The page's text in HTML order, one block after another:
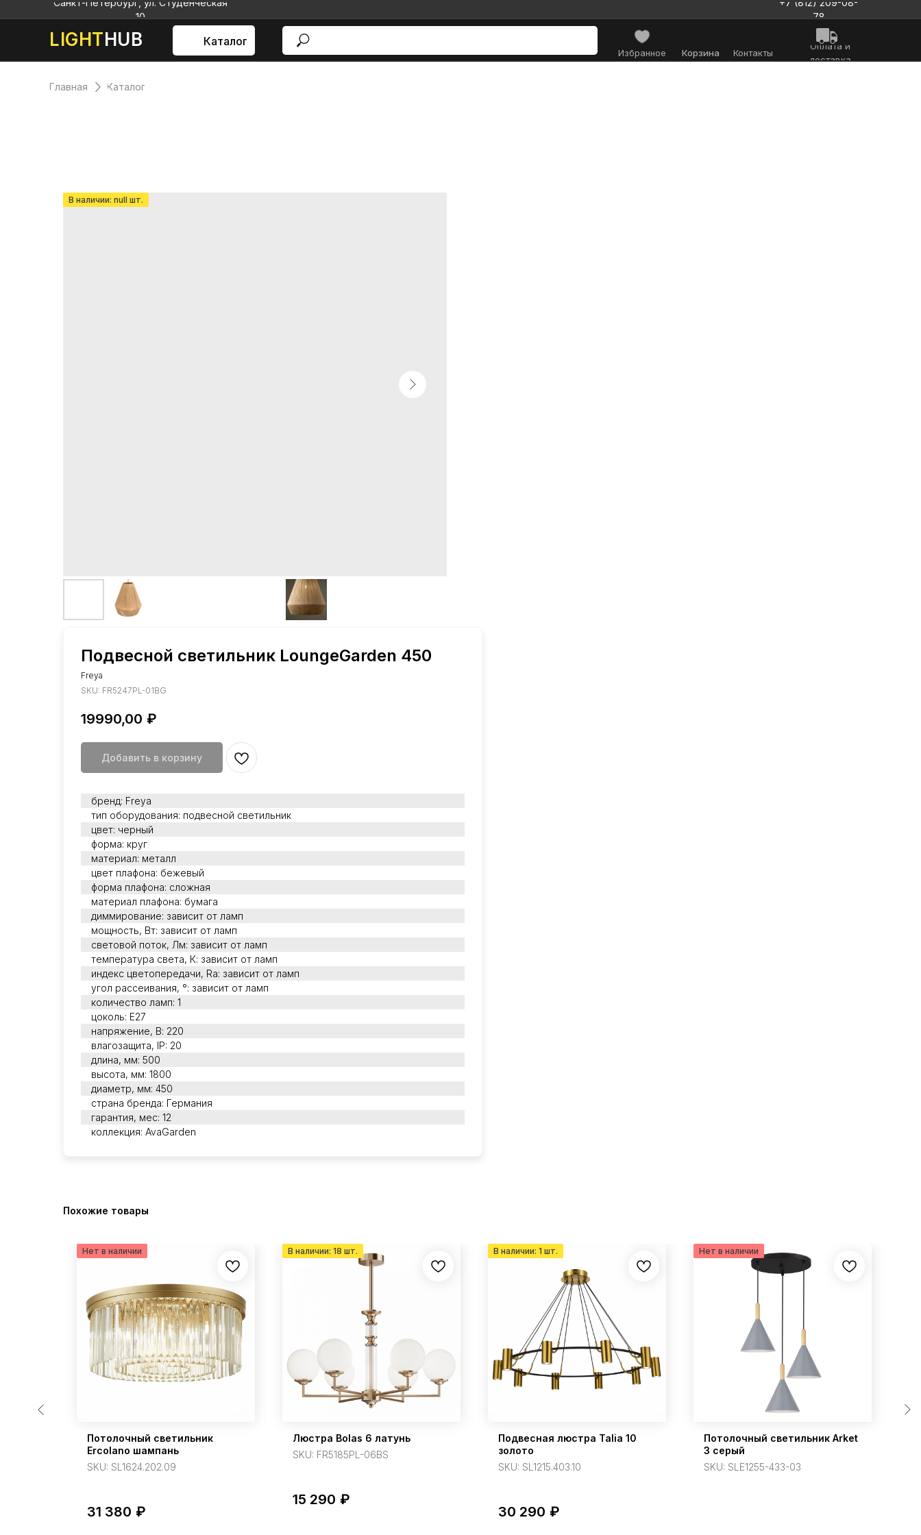
LIGHTHUB
+7 (812) 209-08-
78
Санкт-Петербург, ул. Студенческая
10
Оплата и
доставка
Контакты
Избранное
Каталог
Корзина
Каталог
Главная
Подвесной светильник LoungeGarden 450
Freya
SKU: FR5247PL-01BG
19990,00 ₽
Добавить в корзину
бренд: Freya
тип оборудования: подвесной светильник
цвет: черный
форма: круг
материал: металл
цвет плафона: бежевый
форма плафона: сложная
материал плафона: бумага
диммирование: зависит от ламп
мощность, Вт: зависит от ламп
световой поток, Лм: зависит от ламп
температура света, К: зависит от ламп
индекс цветопередачи, Ra: зависит от ламп
угол рассеивания, °: зависит от ламп
количество ламп: 1
цоколь: E27
напряжение, В: 220
влагозащита, IP: 20
длина, мм: 500
высота, мм: 1800
диаметр, мм: 450
страна бренда: Германия
гарантия, мес: 12
коллекция: AvaGarden
Похожие товары
Потолочный светильник
Ercolano шампань
SKU: SL1624.202.09
31 380 ₽
Люстра Bolas 6 латунь
SKU: FR5185PL-06BS
15 290 ₽
Подвесная люстра Talia 10
золото
SKU: SL1215.403.10
30 290 ₽
Потолочный светильник Arket
3 серый
SKU: SLE1255-433-03